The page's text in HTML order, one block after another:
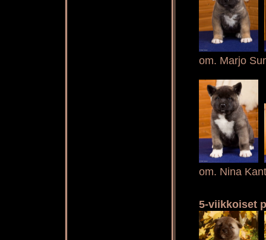
om. Marjo
om. Nina
5-viikkoiset